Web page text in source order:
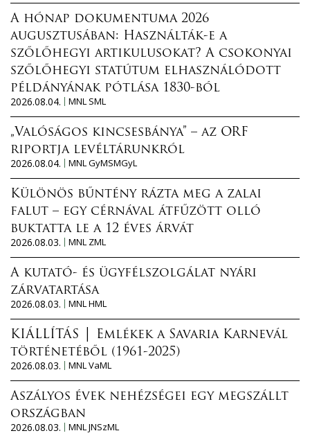
A hónap dokumentuma 2026
augusztusában: Használták-e a
szőlőhegyi artikulusokat? A csokonyai
szőlőhegyi statútum elhasználódott
példányának pótlása 1830-ból
2026.08.04.
MNL SML
„Valóságos kincsesbánya” – az ORF
riportja levéltárunkról
2026.08.04.
MNL GyMSMGyL
Különös bűntény rázta meg a zalai
falut – egy cérnával átfűzött olló
buktatta le a 12 éves árvát
2026.08.03.
MNL ZML
A kutató- és ügyfélszolgálat nyári
zárvatartása
2026.08.03.
MNL HML
KIÁLLÍTÁS │ Emlékek a Savaria Karnevál
történetéből (1961-2025)
2026.08.03.
MNL VaML
Aszályos évek nehézségei egy megszállt
országban
2026.08.03.
MNL JNSzML